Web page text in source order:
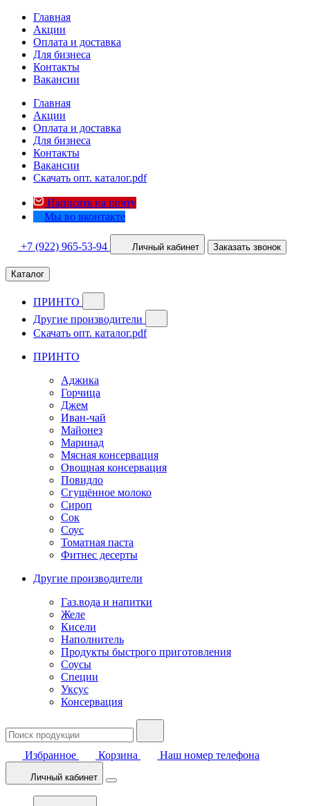
Главная
Акции
Оплата и доставка
Для бизнеса
Контакты
Вакансии
Главная
Акции
Оплата и доставка
Для бизнеса
Контакты
Вакансии
Скачать опт. каталог.pdf
Написать на почту
Мы во вконтакте
+7 (922) 965-53-94 Личный кабинет Заказать звонок
Каталог
ПРИНТО
Другие производители
Скачать опт. каталог.pdf
ПРИНТО
Аджика
Горчица
Джем
Иван-чай
Майонез
Маринад
Мясная консервация
Овощная консервация
Повидло
Сгущённое молоко
Сироп
Сок
Соус
Томатная паста
Фитнес десерты
Другие производители
Газ.вода и напитки
Желе
Кисели
Наполнитель
Продукты быстрого приготовления
Соусы
Специи
Уксус
Консервация
Избранное Корзина Наш номер телефона
Личный кабинет